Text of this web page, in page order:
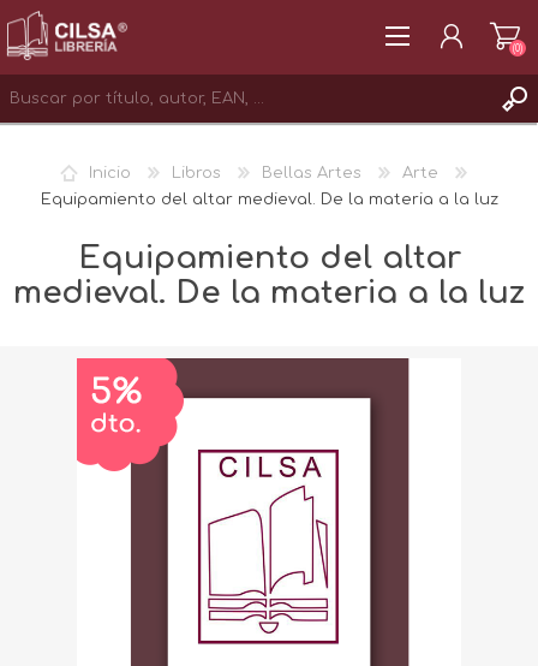
INICIAR SESIÓN
(0)
Inicio Libros Bellas Artes
Arte
Equipamiento del altar medieval. De la materia a la luz
Equipamiento del altar
medieval. De la materia a la luz